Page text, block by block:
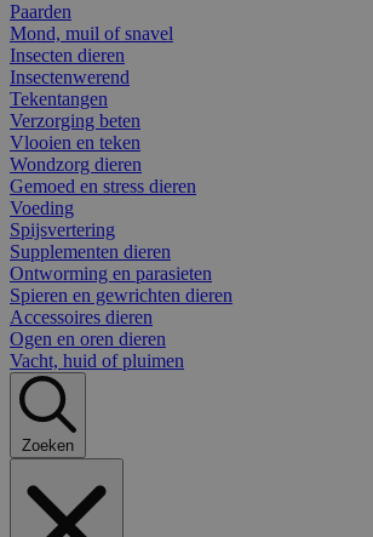
Paarden
Mond, muil of snavel
Insecten dieren
Insectenwerend
Tekentangen
Verzorging beten
Vlooien en teken
Wondzorg dieren
Gemoed en stress dieren
Voeding
Spijsvertering
Supplementen dieren
Ontworming en parasieten
Spieren en gewrichten dieren
Accessoires dieren
Ogen en oren dieren
Vacht, huid of pluimen
Zoeken